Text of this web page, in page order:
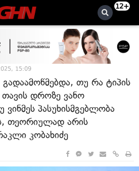
12+
15:09
თუ რა ტიპის
თავის დროზე ვანო
ვინმეს პასუხისმგებლობა
თეორიულად არის
კობახიძე